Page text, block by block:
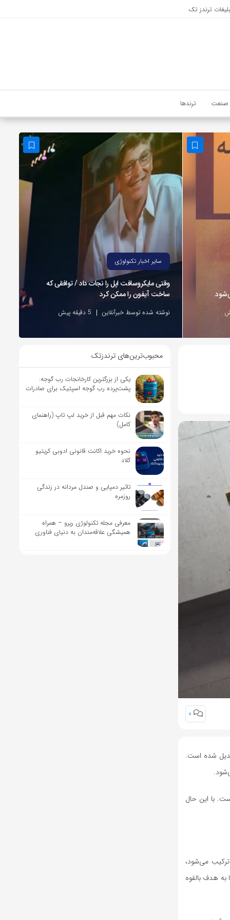
ترندز تک
صنعت ترندها
سایر اخبار تکنولوژی
وقتی مایکروسافت اپل را نجات داد / توافقی که
ساخت آیفون را ممکن کرد
نوشته شده توسط خبرآنلاین 5 دقیقه پیش
0
شده است.
گرفته شده است. با این حال
می‌شود،
به هدف بالقوه
محبوب‌ترین‌های ترندزتک
یکی از بزرگترین کارخانجات رب گوجه:
پشت‌پرده رب گوجه اسپتیک برای صادرات
نکات مهم قبل از خرید لپ تاپ (راهنمای
کامل)
نحوه خرید اکانت قانونی ادوبی کریتیو
کلاد
تاثیر دمپایی و صندل مردانه در زندگی
روزمره
معرفی مجله تکنولوژی رپرو – همراه
همیشگی علاقه‌مندان به دنیای فناوری